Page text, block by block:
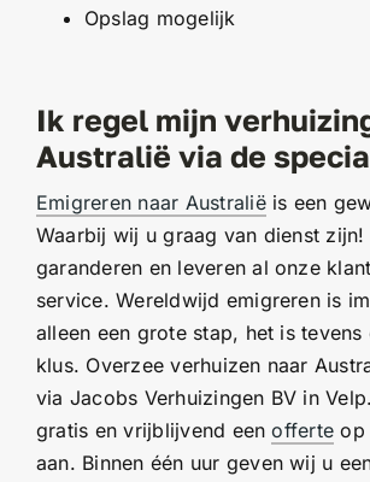
Opslag mogelijk
Ik regel mijn
Australië via de
Emigreren naar Australiëis een
Waarbij wij u graag van dienst zijn!
garanderen en leveren al onze
service. Wereldwijd emigreren is
alleen een grote stap, het is tevens
klus. Overzee verhuizen naar
via Jacobs Verhuizingen BV in
gratis en vrijblijvend eenofferte op
aan. Binnen één uur geven wij u